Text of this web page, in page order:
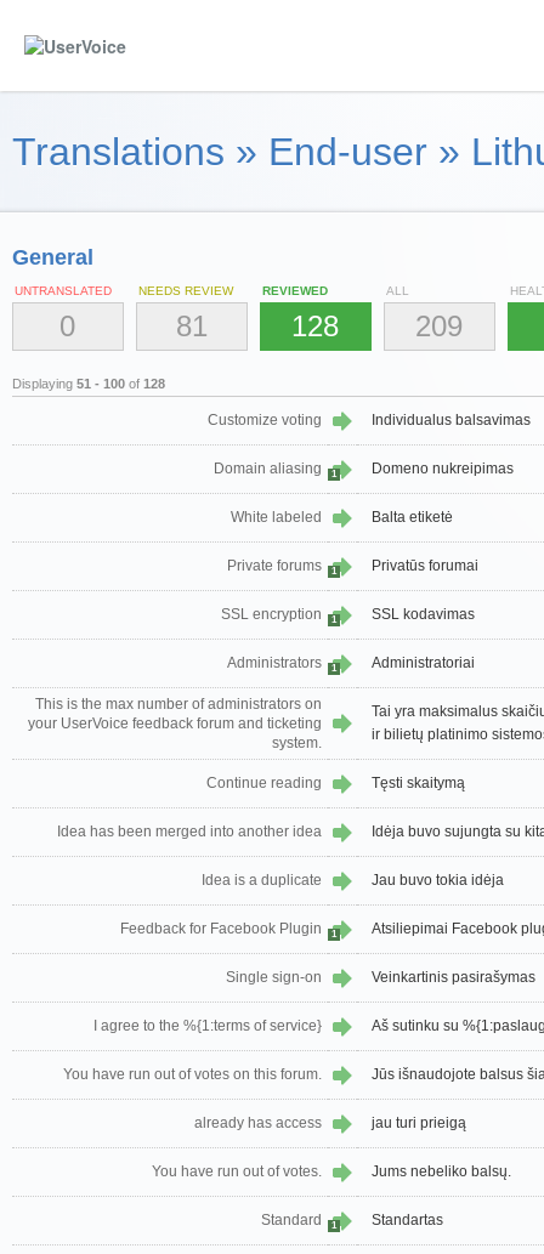
Translations » End-user »
General
UNTRANSLATED
0
NEEDS REVIEW
81
REVIEWED
128
ALL
209
Displaying 51 - 100 of 128
Customize voting Individualus balsavimas
Domain aliasing 1 Domeno nukreipimas
White labeled Balta etiketė
Private forums 1 Privatūs forumai
SSL encryption 1 SSL kodavimas
Administrators 1 Administratoriai
This is the max number of administrators on
your UserVoice feedback forum and ticketing
system.
Tai yra maksimalus
ir bilietų platinimo
Continue reading Tęsti skaitymą
Idea has been merged into another idea Idėja buvo sujungta su
Idea is a duplicate Jau buvo tokia idėja
Feedback for Facebook Plugin 1 Atsiliepimai Facebook
Single sign-on Veinkartinis pasirašymas
I agree to the %{1:terms of service} Aš sutinku su
You have run out of votes on this forum. Jūs išnaudojote balsus
already has access jau turi prieigą
You have run out of votes. Jums nebeliko balsų.
Standard 1 Standartas